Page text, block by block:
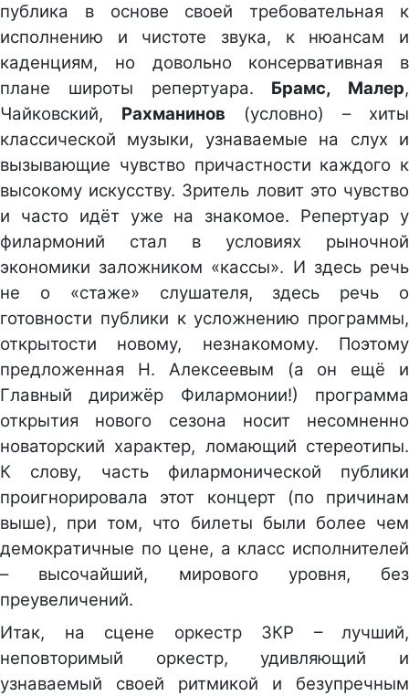
публика в основе своей требовательная к
исполнению и чистоте звука, к нюансам и
каденциям, но довольно консервативная в
плане широты репертуара. Брамс, Малер,
Чайковский, Рахманинов (условно) – хиты
классической музыки, узнаваемые на слух и
вызывающие чувство причастности каждого к
высокому искусству. Зритель ловит это чувство
и часто идёт уже на знакомое. Репертуар у
филармоний стал в условиях рыночной
экономики заложником «кассы». И здесь речь
не о «стаже» слушателя, здесь речь о
готовности публики к усложнению программы,
открытости новому, незнакомому. Поэтому
предложенная Н. Алексеевым (а он ещё и
Главный дирижёр Филармонии!) программа
открытия нового сезона носит несомненно
новаторский характер, ломающий стереотипы.
К слову, часть филармонической публики
проигнорировала этот концерт (по причинам
выше), при том, что билеты были более чем
демократичные по цене, а класс исполнителей
– высочайший, мирового уровня, без
преувеличений.
Итак, на сцене оркестр ЗКР – лучший,
неповторимый оркестр, удивляющий и
узнаваемый своей ритмикой и безупречным